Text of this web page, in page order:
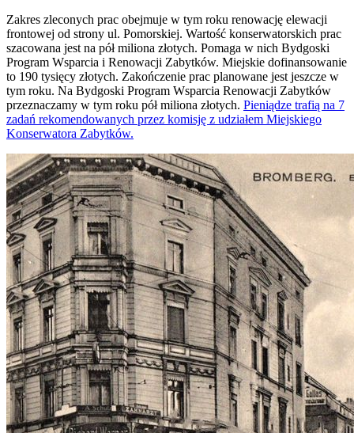
Zakres zleconych prac obejmuje w tym roku renowację elewacji
frontowej od strony ul. Pomorskiej. Wartość konserwatorskich prac
szacowana jest na pół miliona złotych. Pomaga w nich Bydgoski
Program Wsparcia i Renowacji Zabytków. Miejskie dofinansowanie
to 190 tysięcy złotych. Zakończenie prac planowane jest jeszcze w
tym roku. Na Bydgoski Program Wsparcia Renowacji Zabytków
przeznaczamy w tym roku pół miliona złotych. Pieniądze trafią na 7
zadań rekomendowanych przez komisję z udziałem Miejskiego
Konserwatora Zabytków.